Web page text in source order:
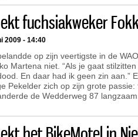
fuchsiakweker
2009 - 14:40
op zijn veertigste in de
Martena niet. “Als je gaat
En daar had ik geen zin aan.”
Pekelder zich op zijn grote
de Wedderweg 87